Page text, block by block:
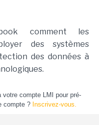
comment les
des systèmes
des données à
votre compte LMI pour pré-
compte ? Inscrivez-vous.